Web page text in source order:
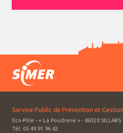
Service Public de Prévention et
Eco-Pôle - « La Poudrerie » - 86320 SILLARS
Tél. 05 49 91 96 42